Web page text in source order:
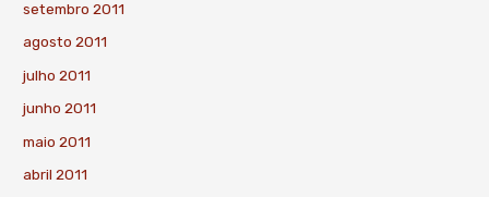
setembro 2011
agosto 2011
julho 2011
junho 2011
maio 2011
abril 2011